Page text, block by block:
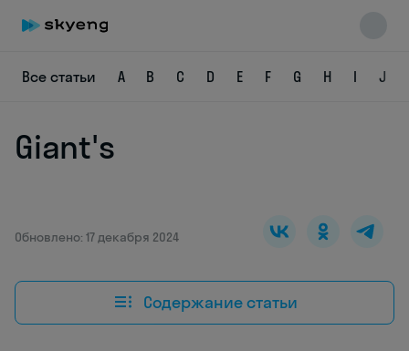
Все статьи A B C D E F G H I J
Giant's
Обновлено: 17 декабря 2024
Содержание статьи